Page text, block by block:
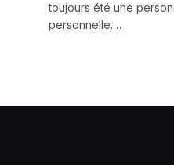
toujours été une
personnelle.…